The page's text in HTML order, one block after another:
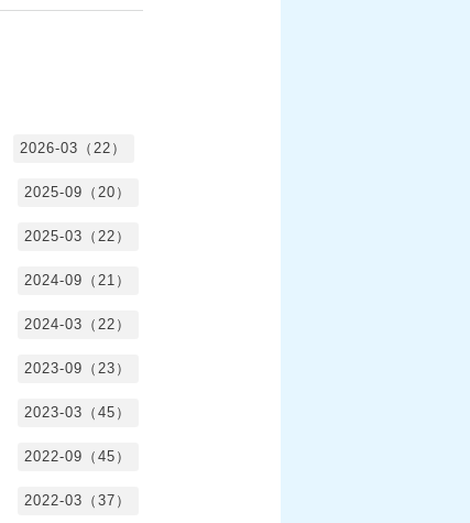
2026-03（22）
2025-09（20）
2025-03（22）
2024-09（21）
2024-03（22）
2023-09（23）
2023-03（45）
2022-09（45）
2022-03（37）